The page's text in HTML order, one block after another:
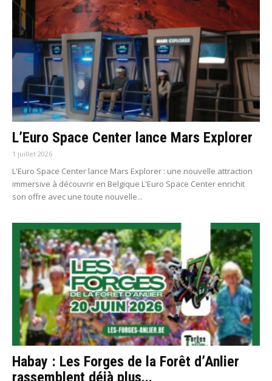
L’Euro Space Center lance Mars Explorer
1 juillet 2026
L'Euro Space Center lance Mars Explorer : une nouvelle attraction
immersive à découvrir en Belgique L'Euro Space Center enrichit
son offre avec une toute nouvelle...
Habay : Les Forges de la Forêt d’Anlier
rassemblent déjà plus...